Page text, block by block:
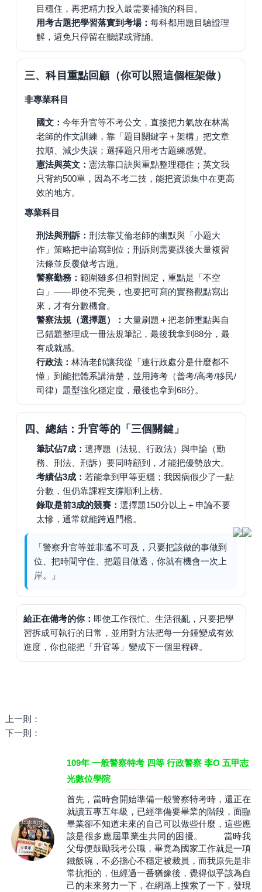
目穩住，再把精力投入最需要補強的科目。
用考古題把學習落實到考場： 每科都用題目驗證理
解，避免只停留在聽課或背誦。
三、科目重點回顧（你可以照這個框架做）
非專業科目
國文： 今年升官等不考公文，直接把力氣放在林嵩
老師的作文訓練，靠「題目關鍵字＋架構」把文章
拉順、減少失誤；選擇題只用考古題練感覺。
憲法與英文： 憲法靠口訣與重點整理穩住；英文我
只背約500單，因為不考二技，能把資源集中在更高
效的地方。
專業科目
刑法與刑訴： 刑法靠艾倫老師的幽默與「小題大
作」策略把申論寫到位；刑訴則需要課後大量複習
法條並反覆做考古題。
警察勤務： 範圍雖多但相對固定，重點是「不空
白」——即使不完美，也要把可寫的實務觀點寫出
來，才有分數機會。
警察法規（選擇題）： 大量刷題＋把老師重點與自
己錯題整理成一冊法規筆記，最後我拿到88分，最
有成就感。
行政法： 林清老師讓我從「連行政處分是什麼都不
懂」到能把體系講清楚，並用跨考（普考/高考/移民/
司律）題型強化穩定度，最後也拿到68分。
四、總結：升官等的「三個關鍵」
筆試佔7成： 選擇題（法規、行政法）與申論（勤
務、刑法、刑訴）要同時顧到，才能把優勢放大。
考績佔3成： 若能拿到甲等更穩；我因病假少了一點
分數，但仍靠課程支撐順利上榜。
錄取是前3成的競賽： 選擇題150分以上＋申論不要
太慘，通常就能跨過門檻。
「警察升官等並非遙不可及，只要把該做的事做到
位、把時間守住、把題目做透，你就有機會一次上
岸。」
給正在備考的你： 即使工作很忙、生活很亂，只要把學
習拆成可執行的日常，並用對方法把每一分鍾變成有效
進度，你也能把「升官等」變成下一個里程碑。
上一則：
下一則：
109年 一般警察特考 四等 行政警察 李O 五甲志
光數位學院
首先，當時會開始準備一般警察特考時，還正在
就讀五專五年級，已經準備要畢業的階段，面臨
畢業卻不知道未來的自己可以做些什麼，這些應
該是很多應屆畢業生共同的困擾。 當時我
父母便鼓勵我考公職，畢竟為國家工作就是一項
鐵飯碗，不必擔心不穩定被裁員，而我原先是非
常抗拒的，但經過一番猶豫後，覺得似乎該為自
己的未來努力一下，在網路上搜索了一下，發現